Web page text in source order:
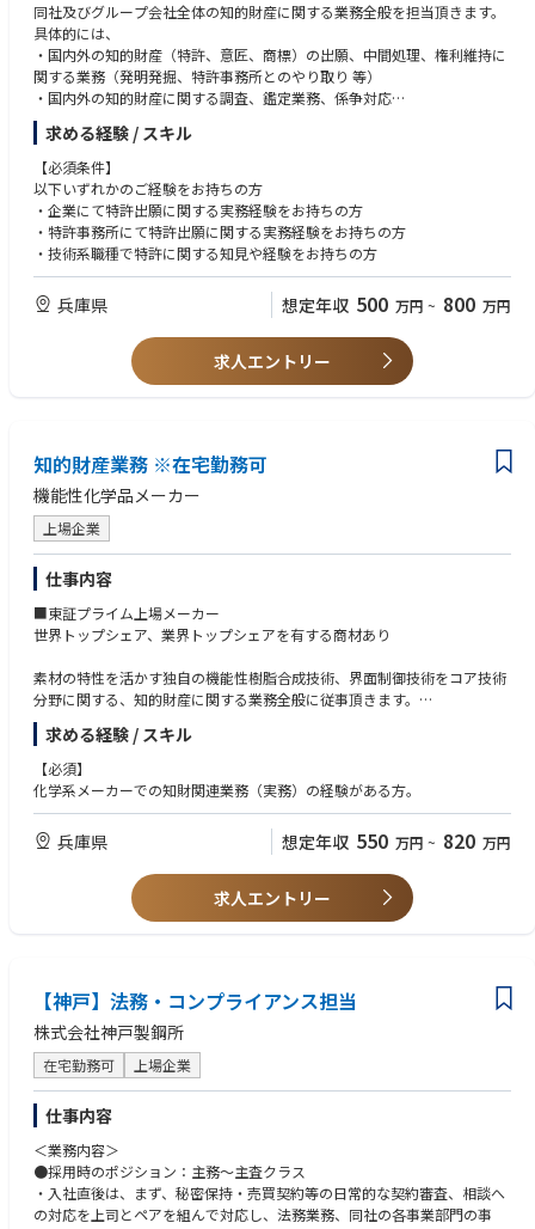
同社及びグループ会社全体の知的財産に関する業務全般を担当頂きます。
具体的には、
・国内外の知的財産（特許、意匠、商標）の出願、中間処理、権利維持に
関する業務（発明発掘、特許事務所とのやり取り 等）
・国内外の知的財産に関する調査、鑑定業務、係争対応
・国内外の知的財産に関する社内データ管理業務、社内教育 など
求める経験 / スキル
【必須条件】
以下いずれかのご経験をお持ちの方
・企業にて特許出願に関する実務経験をお持ちの方
・特許事務所にて特許出願に関する実務経験をお持ちの方
・技術系職種で特許に関する知見や経験をお持ちの方
兵庫県 想定年収 500 万円 ~ 800 万円
求人エントリー
知的財産業務 ※在宅勤務可
機能性化学品メーカー
上場企業
仕事内容
■東証プライム上場メーカー
世界トップシェア、業界トップシェアを有する商材あり
素材の特性を活かす独自の機能性樹脂合成技術、界面制御技術をコア技術
分野に関する、知的財産に関する業務全般に従事頂きます。
＜具体的には…＞
・開発部門からの発明内容・技術内容のヒアリング
・特許出願に向けた先行技術調査および権利化検討
め）
・特許出願案件の進捗管理
・特許庁からの問い合わせに対する対応
・特許事務所と連携した権利化業務全般 など
求める経験 / スキル
【必須】
化学系メーカーでの知財関連業務（実務）の経験がある方。
兵庫県 想定年収 550 万円 ~ 820 万円
求人エントリー
【神戸】法務・コンプライアンス担当
株式会社神戸製鋼所
在宅勤務可 上場企業
仕事内容
＜業務内容＞
●採用時のポジション：主務～主査クラス
・入社直後は、まず、秘密保持・売買契約等の日常的な契約審査、相談へ
の対応を上司とペアを組んで対応し、法務業務、同社の各事業部門の事